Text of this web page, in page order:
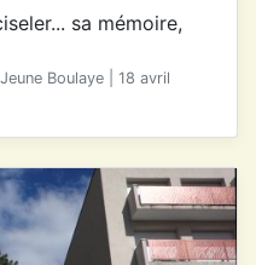
sa mémoire,
Boulaye | 18 avril